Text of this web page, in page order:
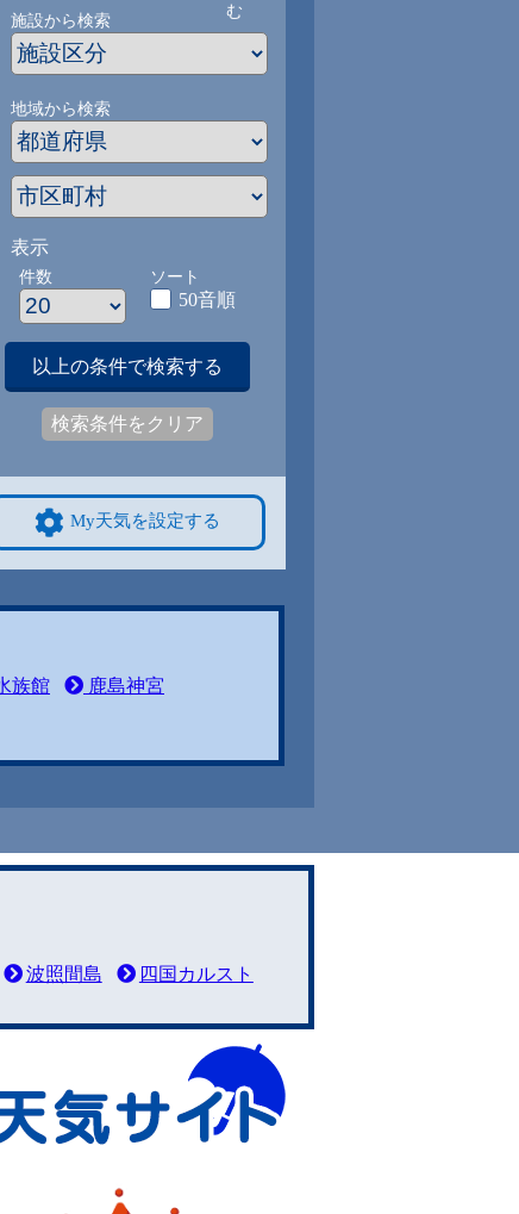
む
施設から検索
地域から検索
表示
件数 ソート
50音順
以上の条件で検索する
検索条件をクリア
My天気を設定する
族館
鹿島神宮
波照間島 四国カルスト